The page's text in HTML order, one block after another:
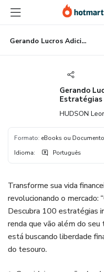
para
conteúdo
principal
para
pagamento
para
rodapé
Gerando Lucros Adicionais: 100 Estratégias para Aumentar sua Renda”
Gerando
Estratégias
HUDSON
Formato: eBooks ou
Idioma: Português
Transforme sua vida
revolucionando o mercado:
Descubra 100 estratégias
renda que vão além do seu
está buscando liberdade
do tesouro.